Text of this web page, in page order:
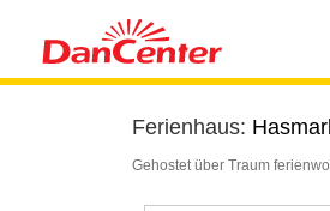
Ferienhaus:
Gehostet über Traum